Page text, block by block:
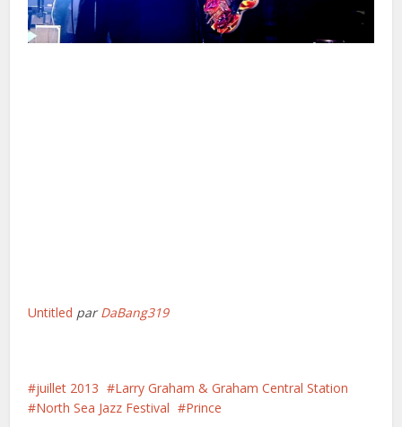
Untitled parDaBang319
juillet 2013
Larry Graham & Graham Central Station
North Sea Jazz Festival
Prince